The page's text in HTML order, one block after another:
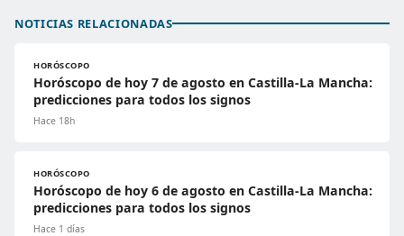
NOTICIAS RELACIONADAS
HORÓSCOPO
Horóscopo de hoy 7 de agosto en Castilla-La Mancha:
predicciones para todos los signos
Hace 18h
HORÓSCOPO
Horóscopo de hoy 6 de agosto en Castilla-La Mancha:
predicciones para todos los signos
Hace 1 días